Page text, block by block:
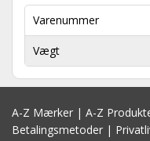
Varenummer
Vægt
A-Z Mærker | A-Z
Betalingsmetoder |